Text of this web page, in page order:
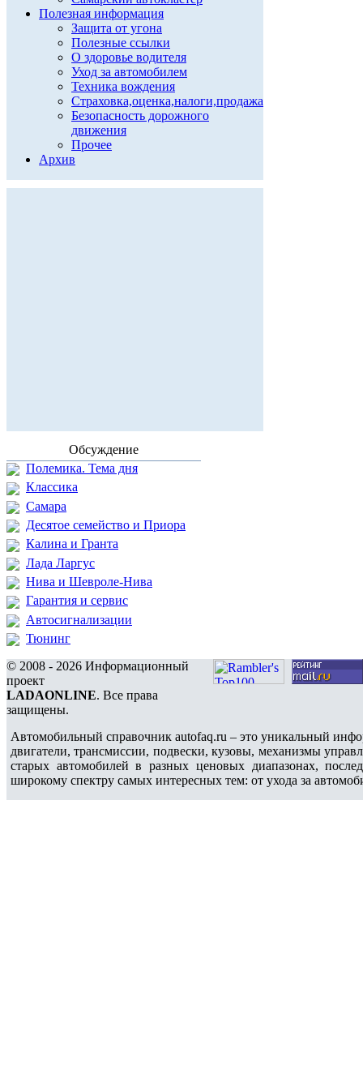
Полезная информация
Защита от угона
Полезные ссылки
О здоровье водителя
Уход за автомобилем
Техника вождения
Страховка,оценка,налоги,продажа
Безопасность дорожного
движения
Прочее
Архив
Обсуждение
Полемика. Тема дня
Классика
Самара
Десятое семейство и Приора
Калина и Гранта
Лада Ларгус
Нива и Шевроле-Нива
Гарантия и сервис
Автосигнализации
Тюнинг
© 2008 - 2026 Информационный
проект
LADAONLINE. Все права
защищены.
Автомобильный справочник autofaq.ru – это уникальный
двигатели, трансмиссии, подвески, кузовы, механизмы
старых автомобилей в разных ценовых диапазонах,
широкому спектру самых интересных тем: от ухода за